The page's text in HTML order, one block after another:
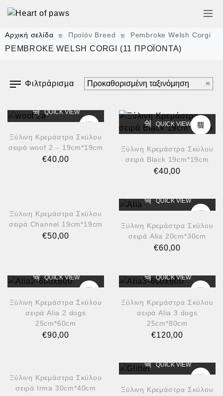
Αρχική σελίδα Προϊόν Breed Pembroke Welsh Corgi
PEMBROKE WELSH CORGI (11 ΠΡΟΪΌΝΤΑ)
Φιλτράρισμα
QUICK VIEW
Ξύλινη Κρεμάστρα Σκύλου
σειρά woof 2 – 19cm*19cm
€40,00
QUICK VIEW
Ξύλινη Κρεμάστρα Σκύλου
σειρά Black 19cm*19cm
€40,00
Ξύλινη Κρεμάστρα Σκύλου
σειρά Channel 19cm*19cm
€50,00
QUICK VIEW
Ξύλινη Κρεμάστρα Σκύλου
σειρά Alia 20cm*30cm
€60,00
QUICK VIEW
Ξύλινη Κρεμάστρα Σκύλου
σειρά Alia 2 dogs
25cm*60cm
€90,00
QUICK VIEW
Ξύλινη Κρεμάστρα Σκύλου
σειρά Alia 3 dogs
25cm*80cm
€120,00
Ξύλινη Κρεμάστρα Σκύλου
σειρά Irma 30cm*40cm
QUICK VIEW
Ξύλινη Κρεμάστρα Σκύλου